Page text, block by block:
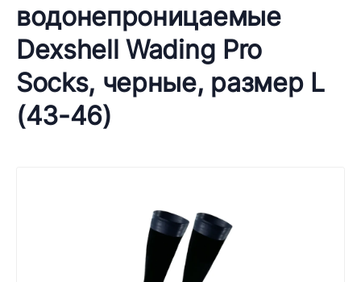
водонепроницаемые
Dexshell Wading Pro
Socks, черные, размер L
(43-46)
Задайте свой вопрос,
мы обязательно